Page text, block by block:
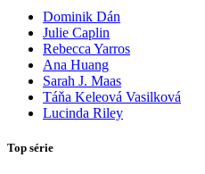
Dominik Dán
Julie Caplin
Rebecca Yarros
Ana Huang
Sarah J. Maas
Táňa Keleová Vasilková
Lucinda Riley
Top série